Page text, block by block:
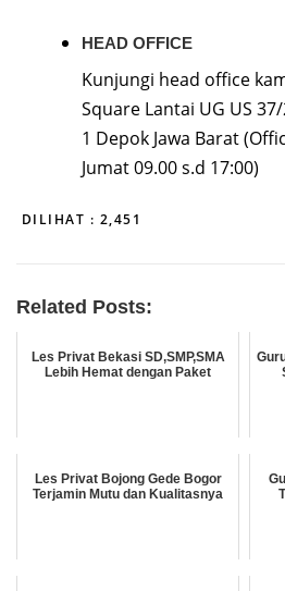
HEAD OFFICE
Kunjungi head office
Square Lantai UG US
1 Depok Jawa Barat
Jumat 09.00 s.d 17:00)
DILIHAT : 2,451
Related Posts:
Les Privat Bekasi SD,SMP,SMA
Lebih Hemat dengan Paket
Les Privat Bojong Gede Bogor
Terjamin Mutu dan Kualitasnya